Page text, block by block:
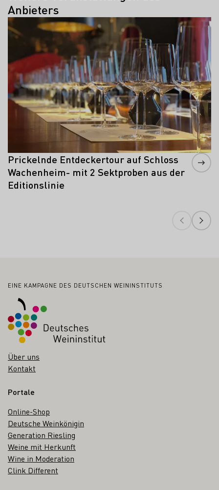
Anbieters
Prickelnde Entdeckertour auf Schloss
Wachenheim- mit 2 Sektproben aus der
Editionslinie
Mehr erfahren
Fußbereich
EINE KAMPAGNE DES DEUTSCHEN WEININSTITUTS
Über uns
Kontakt
Portale
Online-Shop
Deutsche Weinkönigin
Generation Riesling
Weine mit Herkunft
Wine in Moderation
Clink Different